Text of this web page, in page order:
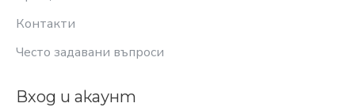
Контакти
Често задавани въпроси
Вход и акаунт